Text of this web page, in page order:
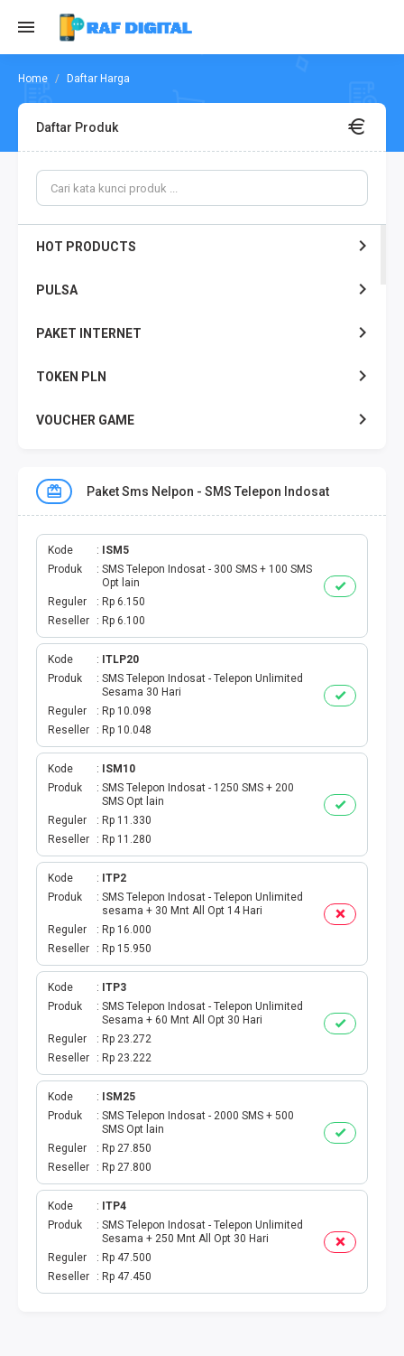
Daftar Harga
Daftar Produk
HOT PRODUCTS
PULSA
PAKET INTERNET
TOKEN PLN
VOUCHER GAME
E TOLL
PAKET SMS NELPON
PULSA TRANSFER
TOPUP DIGITAL
TOPUP OVO DANA
TAGIHAN ONLINE
TAGIHAN LISTRIK BULANAN
TAGIHAN BPJS BULANAN
TAGIHAN INTERNET
TAGIHAN BELANJA
CETAK VOUCHER
RAF MEDIA WIFI
Paket Sms Nelpon - SMS Telepon Indosat
Kode
ISM5
Produk
SMS Telepon Indosat - 300 SMS + 100 SMS
Opt lain
Reguler
Rp 6.150
Reseller
Rp 6.100
Kode
ITLP20
Produk
SMS Telepon Indosat - Telepon Unlimited
Sesama 30 Hari
Reguler
Rp 10.098
Reseller
Rp 10.048
Kode
ISM10
Produk
SMS Telepon Indosat - 1250 SMS + 200
SMS Opt lain
Reguler
Rp 11.330
Reseller
Rp 11.280
Kode
ITP2
Produk
SMS Telepon Indosat - Telepon Unlimited
sesama + 30 Mnt All Opt 14 Hari
Reguler
Rp 16.000
Reseller
Rp 15.950
Kode
ITP3
Produk
SMS Telepon Indosat - Telepon Unlimited
Sesama + 60 Mnt All Opt 30 Hari
Reguler
Rp 23.272
Reseller
Rp 23.222
Kode
ISM25
Produk
SMS Telepon Indosat - 2000 SMS + 500
SMS Opt lain
Reguler
Rp 27.850
Reseller
Rp 27.800
Kode
ITP4
Produk
SMS Telepon Indosat - Telepon Unlimited
Sesama + 250 Mnt All Opt 30 Hari
Reguler
Rp 47.500
Reseller
Rp 47.450